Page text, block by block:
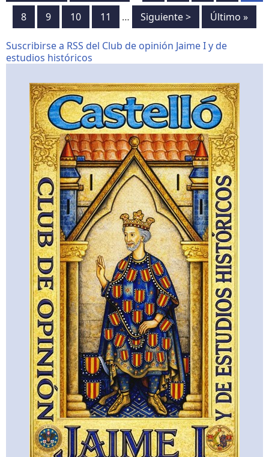
Página
8 Página
9 Página
10 Página
11 …
Siguiente
página
Siguiente >
Última
página
Último »
Suscribirse a RSS del Club de opinión Jaime I y de
estudios históricos